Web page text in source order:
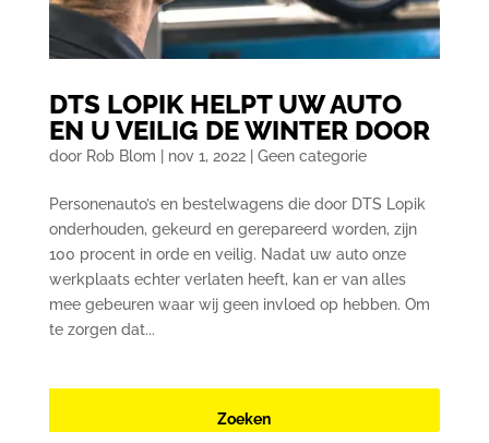
DTS LOPIK HELPT UW AUTO
EN U VEILIG DE WINTER DOOR
door Rob Blom nov 1, 2022| Geen categorie
Personenauto’s en bestelwagens die door DTS Lopik
onderhouden, gekeurd en gerepareerd worden, zijn
100 procent in orde en veilig. Nadat uw auto onze
werkplaats echter verlaten heeft, kan er van alles
mee gebeuren waar wij geen invloed op hebben. Om
te zorgen dat...